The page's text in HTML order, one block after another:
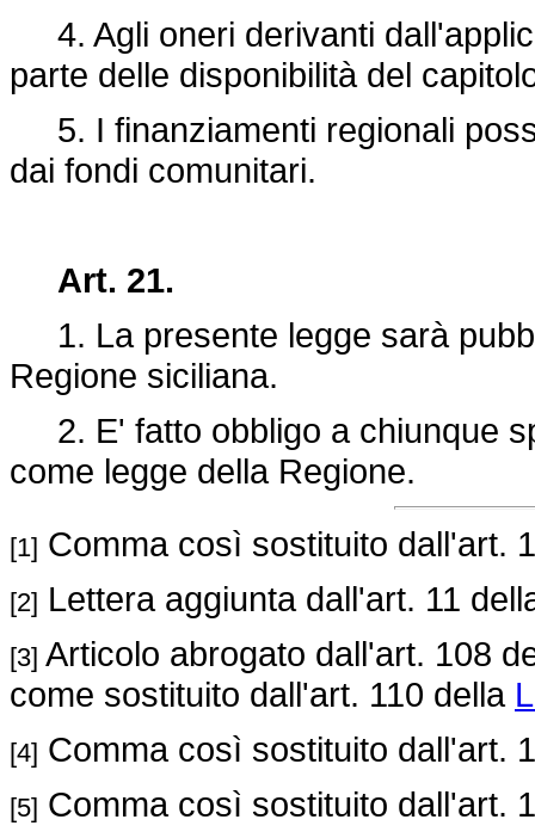
4. Agli oneri derivanti
parte delle disponibilità del
5. I finanziamenti regionali
dai fondi comunitari.
Art. 21.
1. La presente legge sarà
Regione siciliana.
2. E' fatto obbligo a chiunque
come legge della Regione.
[1] Comma così sostituito dall'art.
[2] Lettera aggiunta dall'art. 11
[3] Articolo abrogato dall'art. 108
come sostituito dall'art. 110 della
[4] Comma così sostituito dall'art.
[5] Comma così sostituito dall'art.